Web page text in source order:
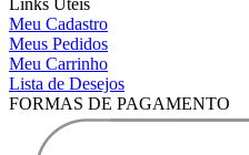
Meu Cadastro
Meus Pedidos
Meu Carrinho
Lista de Desejos
FORMAS DE PAGAMENTO